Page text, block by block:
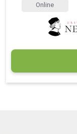
Online